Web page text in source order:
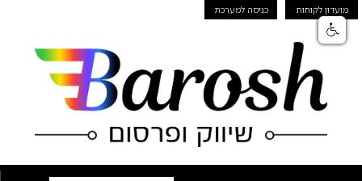
מועדון לקוחות כניסה למערכת